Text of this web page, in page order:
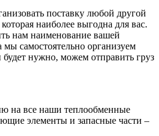
поставку любой другой
наиболее выгодна для вас.
нам наименование вашей
самостоятельно организуем
нужно, можем отправить груз
на все наши теплообменные
элементы и запасные части –